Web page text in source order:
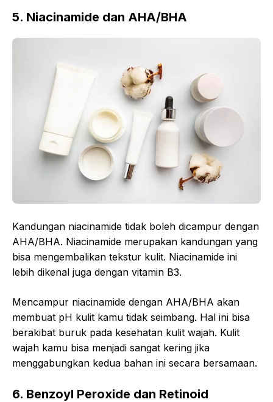
5. Niacinamide dan AHA/BHA
Kandungan niacinamide tidak boleh dicampur dengan
AHA/BHA. Niacinamide merupakan kandungan yang
bisa mengembalikan tekstur kulit. Niacinamide ini
lebih dikenal juga dengan vitamin B3.
Mencampur niacinamide dengan AHA/BHA akan
membuat pH kulit kamu tidak seimbang. Hal ini bisa
berakibat buruk pada kesehatan kulit wajah. Kulit
wajah kamu bisa menjadi sangat kering jika
menggabungkan kedua bahan ini secara bersamaan.
6. Benzoyl Peroxide dan Retinoid